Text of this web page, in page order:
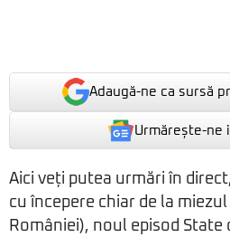
Adaugă-ne ca sursă
Urmărește-ne
Aici veți putea urmări în
cu începere chiar de la
României), noul episod